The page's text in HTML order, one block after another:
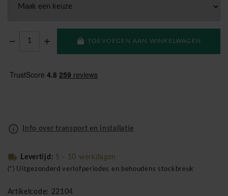
TOEVOEGEN AAN WINKELWAGEN
Info over transport en installatie
Levertijd: 5 - 10 werkdagen
(*) Uitgezonderd verlofperiodes en behoudens stockbreuk
Artikelcode: 22104